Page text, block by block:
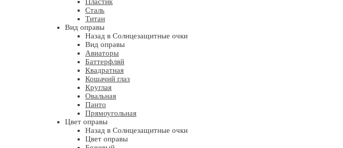
Сталь
Титан
Вид оправы
Назад в Солнцезащитные очки
Вид оправы
Авиаторы
Баттерфляй
Квадратная
Кошачий глаз
Круглая
Овальная
Панто
Прямоугольная
Цвет оправы
Назад в Солнцезащитные очки
Цвет оправы